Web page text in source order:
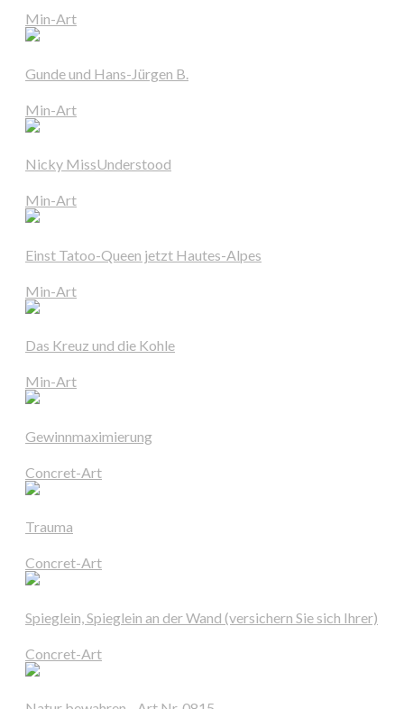
Min-Art
Gunde und Hans-Jürgen B.
Min-Art
Nicky MissUnderstood
Min-Art
Einst Tatoo-Queen jetzt Hautes-Alpes
Min-Art
Das Kreuz und die Kohle
Min-Art
Gewinnmaximierung
Concret-Art
Trauma
Concret-Art
Spieglein, Spieglein an der Wand (versichern Sie sich Ihrer)
Concret-Art